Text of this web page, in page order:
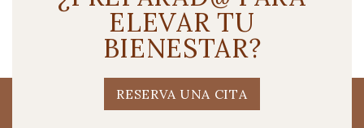
ELEVAR TU
BIENESTAR?
RESERVA UNA CITA